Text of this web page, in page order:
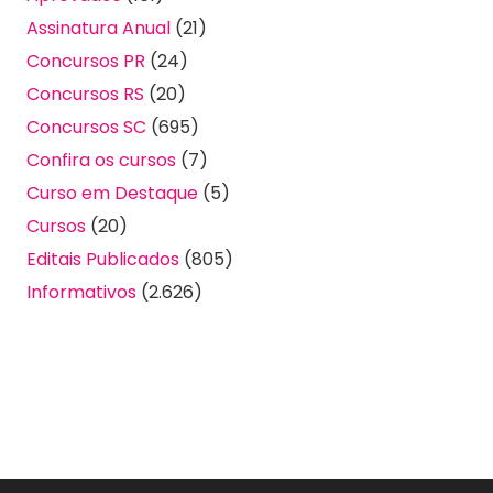
Assinatura Anual (21)
Concursos PR (24)
Concursos RS (20)
Concursos SC (695)
Confira os cursos (7)
Curso em Destaque (5)
Cursos (20)
Editais Publicados (805)
Informativos (2.626)